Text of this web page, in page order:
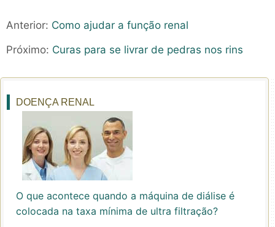
Anterior: Como ajudar a função renal
Próximo: Curas para se livrar de pedras nos rins
DOENÇA RENAL
O que acontece quando a máquina de diálise é
colocada na taxa mínima de ultra filtração?